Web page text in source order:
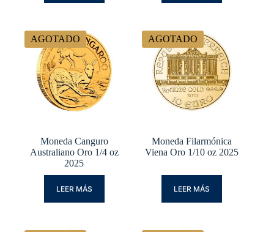
AGOTADO
Moneda Canguro
Australiano Oro 1/4 oz
2025
LEER MÁS
AGOTADO
Moneda Filarmónica
Viena Oro 1/10 oz 2025
LEER MÁS